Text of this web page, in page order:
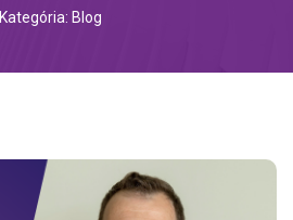
Kategória: Blog